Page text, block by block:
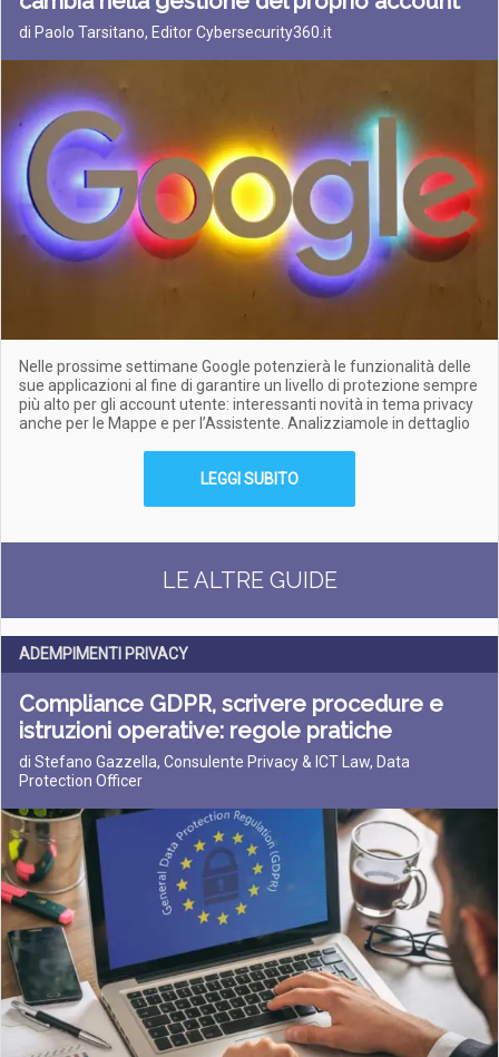
di Paolo Tarsitano, Editor Cybersecurity360.it
Nelle prossime settimane Google potenzierà le funzionalità delle
sue applicazioni al fine di garantire un livello di protezione sempre
più alto per gli account utente: interessanti novità in tema privacy
anche per le Mappe e per l’Assistente. Analizziamole in dettaglio
LEGGI SUBITO
LE ALTRE GUIDE
ADEMPIMENTI PRIVACY
Compliance GDPR, scrivere procedure e
istruzioni operative: regole pratiche
di Stefano Gazzella, Consulente Privacy & ICT Law, Data
Protection Officer